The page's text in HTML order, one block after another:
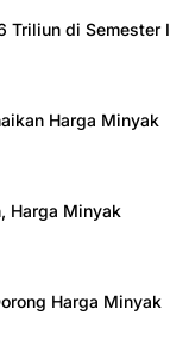
Triliun di Semester I
Harga Minyak
Harga Minyak
Harga Minyak